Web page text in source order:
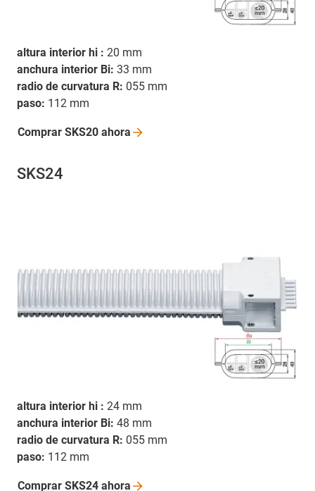
altura interior hi : 20 mm
anchura interior Bi: 33 mm
radio de curvatura R: 055 mm
paso: 112 mm
Comprar SKS20 ahora
SKS24
altura interior hi : 24 mm
anchura interior Bi: 48 mm
radio de curvatura R: 055 mm
paso: 112 mm
Comprar SKS24 ahora